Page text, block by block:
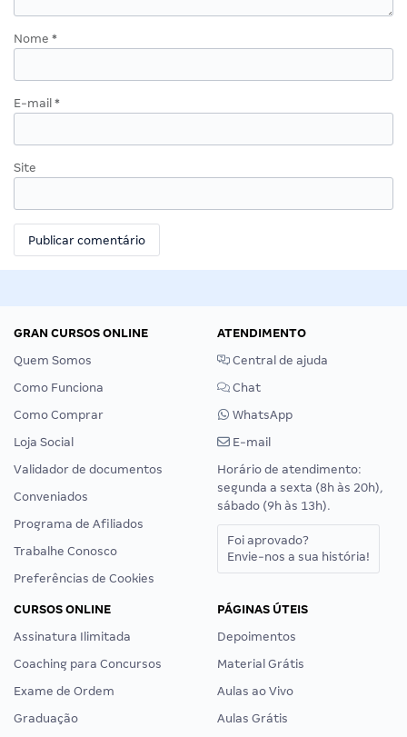
Nome *
E-mail *
Site
GRAN CURSOS ONLINE
Quem Somos
Como Funciona
Como Comprar
Loja Social
Validador de documentos
Conveniados
Programa de Afiliados
Trabalhe Conosco
Preferências de Cookies
ATENDIMENTO
Central de ajuda
Chat
WhatsApp
E-mail
Horário de atendimento:
segunda a sexta (8h às 20h),
sábado (9h às 13h).
Foi aprovado?
Envie-nos a sua história!
CURSOS ONLINE
Assinatura Ilimitada
Coaching para Concursos
Exame de Ordem
Graduação
PÁGINAS ÚTEIS
Depoimentos
Material Grátis
Aulas ao Vivo
Aulas Grátis